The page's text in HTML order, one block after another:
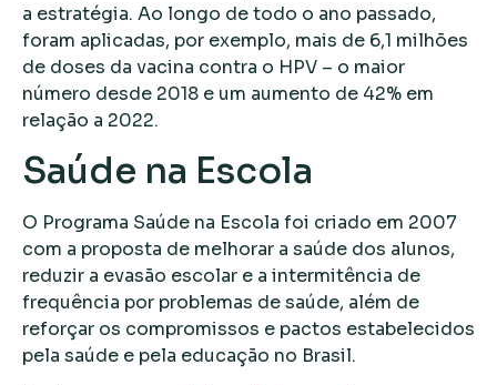
a estratégia. Ao longo de todo o ano passado,
foram aplicadas, por exemplo, mais de 6,1 milhões
de doses da vacina contra o HPV – o maior
número desde 2018 e um aumento de 42% em
relação a 2022.
Saúde na Escola
O Programa Saúde na Escola foi criado em 2007
com a proposta de melhorar a saúde dos alunos,
reduzir a evasão escolar e a intermitência de
frequência por problemas de saúde, além de
reforçar os compromissos e pactos estabelecidos
pela saúde e pela educação no Brasil.